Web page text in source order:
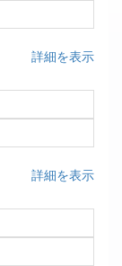
詳細を表示
詳細を表示